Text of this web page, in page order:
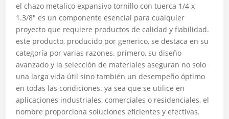
el chazo metalico expansivo tornillo con tuerca 1/4 x
1.3/8″ es un componente esencial para cualquier
proyecto que requiere productos de calidad y fiabilidad.
este producto, producido por generico, se destaca en su
categoría por varias razones. primero, su diseño
avanzado y la selección de materiales aseguran no solo
una larga vida útil sino también un desempeño óptimo
en todas las condiciones. ya sea que se utilice en
aplicaciones industriales, comerciales o residenciales, el
nombre proporciona soluciones eficientes y efectivas.